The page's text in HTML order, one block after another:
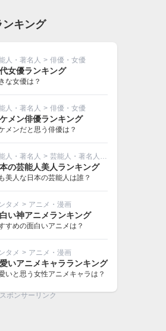
ンキング
人・著名人 > 俳優・女優
女優ランキング
な女優は？
人・著名人 > 俳優・女優
メン俳優ランキング
メンだと思う俳優は？
人・著名人 > 芸能人・著名人その他
の芸能人美人ランキング
美人な日本の芸能人は誰？
タメ > アニメ・漫画
い神アニメランキング
すめの面白いアニメは？
タメ > アニメ・漫画
いアニメキャラランキング
いと思う女性アニメキャラは？
スポンサーリンク